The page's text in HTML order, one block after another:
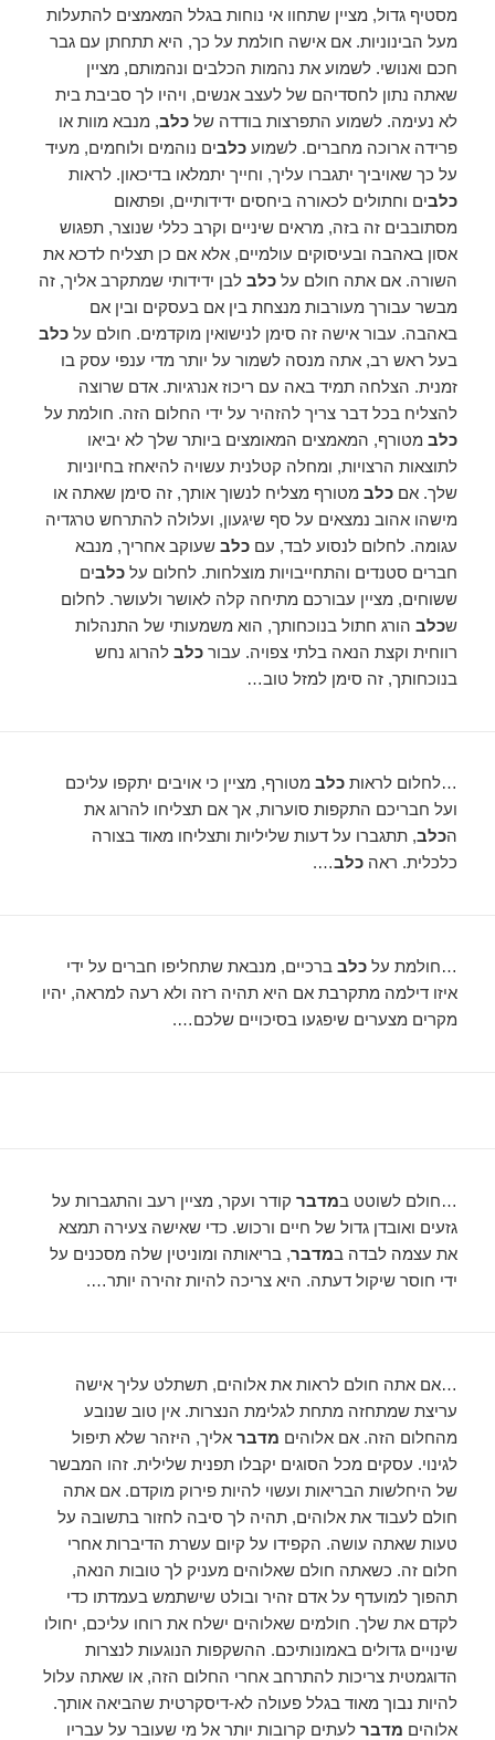
מסטיף גדול, מציין שתחוו אי נוחות בגלל המאמצים להתעלות
מעל הבינוניות. אם אישה חולמת על כך, היא תתחתן עם גבר
חכם ואנושי. לשמוע את נהמות הכלבים ונהמותם, מציין
שאתה נתון לחסדיהם של לעצב אנשים, ויהיו לך סביבת בית
לא נעימה. לשמוע התפרצות בודדה שלכלב, מנבא מוות או
פרידה ארוכה מחברים. לשמועכלבים נוהמים ולוחמים, מעיד
על כך שאויביך יתגברו עליך, וחייך יתמלאו בדיכאון. לראות
כלבים וחתולים לכאורה ביחסים ידידותיים, ופתאום
מסתובבים זה בזה, מראים שיניים וקרב כללי שנוצר, תפגוש
אסון באהבה ובעיסוקים עולמיים, אלא אם כן תצליח לדכא את
השורה. אם אתה חולם עלכלב לבן ידידותי שמתקרב אליך, זה
מבשר עבורך מעורבות מנצחת בין אם בעסקים ובין אם
באהבה. עבור אישה זה סימן לנישואין מוקדמים. חולם עלכלב
בעל ראש רב, אתה מנסה לשמור על יותר מדי ענפי עסק בו
זמנית. הצלחה תמיד באה עם ריכוז אנרגיות. אדם שרוצה
להצליח בכל דבר צריך להזהיר על ידי החלום הזה. חולמת על
כלב מטורף, המאמצים המאומצים ביותר שלך לא יביאו
לתוצאות הרצויות, ומחלה קטלנית עשויה להיאחז בחיוניות
שלך. אםכלב מטורף מצליח לנשוך אותך, זה סימן שאתה או
מישהו אהוב נמצאים על סף שיגעון, ועלולה להתרחש טרגדיה
עגומה. לחלום לנסוע לבד, עםכלב שעוקב אחריך, מנבא
חברים סטנדים והתחייבויות מוצלחות. לחלום עלכלבים
ששוחים, מציין עבורכם מתיחה קלה לאושר ולעושר. לחלום
שכלב הורג חתול בנוכחותך, הוא משמעותי של התנהלות
רווחית וקצת הנאה בלתי צפויה. עבורכלב להרוג נחש
בנוכחותך, זה סימן למזל טוב…
…לחלום לראותכלב מטורף, מציין כי אויבים יתקפו עליכם
ועל חבריכם התקפות סוערות, אך אם תצליחו להרוג את
הכלב, תתגברו על דעות שליליות ותצליחו מאוד בצורה
כלכלית. ראהכלב….
…חולמת עלכלב ברכיים, מנבאת שתחליפו חברים על ידי
איזו דילמה מתקרבת אם היא תהיה רזה ולא רעה למראה, יהיו
מקרים מצערים שיפגעו בסיכויים שלכם….
…חולם לשוטט במדבר קודר ועקר, מציין רעב והתגברות על
גזעים ואובדן גדול של חיים ורכוש. כדי שאישה צעירה תמצא
את עצמה לבדה במדבר, בריאותה ומוניטין שלה מסכנים על
ידי חוסר שיקול דעתה. היא צריכה להיות זהירה יותר….
…אם אתה חולם לראות את אלוהים, תשתלט עליך אישה
עריצת שמתחזה מתחת לגלימת הנצרות. אין טוב שנובע
מהחלום הזה. אם אלוהים מדבר אליך, היזהר שלא תיפול
לגינוי. עסקים מכל הסוגים יקבלו תפנית שלילית. זהו המבשר
של היחלשות הבריאות ועשוי להיות פירוק מוקדם. אם אתה
חולם לעבוד את אלוהים, תהיה לך סיבה לחזור בתשובה על
טעות שאתה עושה. הקפידו על קיום עשרת הדיברות אחרי
חלום זה. כשאתה חולם שאלוהים מעניק לך טובות הנאה,
תהפוך למועדף על אדם זהיר ובולט שישתמש בעמדתו כדי
לקדם את שלך. חולמים שאלוהים ישלח את רוחו עליכם, יחולו
שינויים גדולים באמונותיכם. ההשקפות הנוגעות לנצרות
הדוגמטית צריכות להתרחב אחרי החלום הזה, או שאתה עלול
להיות נבוך מאוד בגלל פעולה לא-דיסקרטית שהביאה אותך.
אלוהים מדבר לעתים קרובות יותר אל מי שעובר על עבריו